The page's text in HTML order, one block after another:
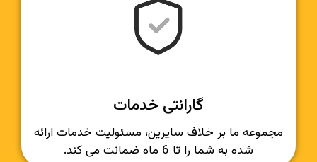
گارانتی خدمات
مجموعه ما بر خلاف سایرین، مسئولیت خدمات ارائه
شده به شما را تا 6 ماه ضمانت می کند.